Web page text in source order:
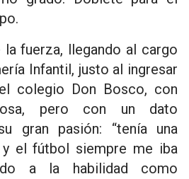
la fuerza, llegando al cargo
Infantil, justo al ingresar
colegio Don Bosco, con
pero con un dato
gran pasión: “tenía una
y el fútbol siempre me iba
a la habilidad como